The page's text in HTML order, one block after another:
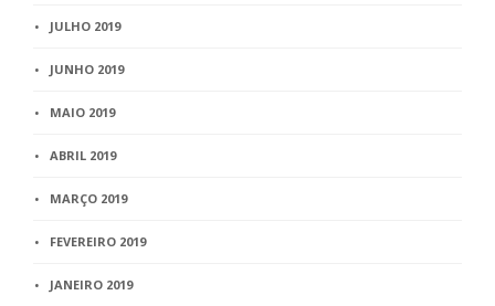
JULHO 2019
JUNHO 2019
MAIO 2019
ABRIL 2019
MARÇO 2019
FEVEREIRO 2019
JANEIRO 2019